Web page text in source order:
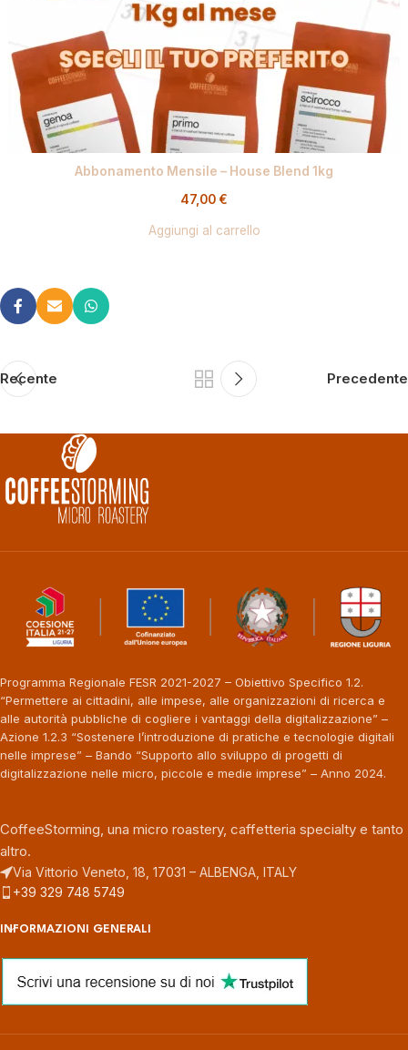
Abbonamento Mensile – House Blend 1kg
47,00 €
Aggiungi al carrello
Recente Precedente
Programma Regionale FESR 2021-2027 – Obiettivo Specifico 1.2.
“Permettere ai cittadini, alle impese, alle organizzazioni di ricerca e
alle autorità pubbliche di cogliere i vantaggi della digitalizzazione” –
Azione 1.2.3 “Sostenere l’introduzione di pratiche e tecnologie digitali
nelle imprese” – Bando “Supporto allo sviluppo di progetti di
digitalizzazione nelle micro, piccole e medie imprese” – Anno 2024.
CoffeeStorming, una micro roastery, caffetteria specialty e tanto
altro.
Via Vittorio Veneto, 18, 17031 – ALBENGA, ITALY
+39 329 748 5749
INFORMAZIONI GENERALI